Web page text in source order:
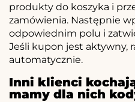
produkty do koszyka i
zamówienia. Następnie
odpowiednim polu i
Jeśli kupon jest aktywny,
automatycznie.
Inni klienci
mamy dla nich